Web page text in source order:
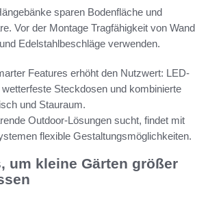
sparen Bodenfläche und
Vor der Montage Tragfähigkeit von Wand
Edelstahlbeschläge verwenden.
Features erhöht den Nutzwert: LED-
Steckdosen und kombinierte
und Stauraum.
Outdoor-Lösungen sucht, findet mit
flexible Gestaltungsmöglichkeiten.
um kleine Gärten größer